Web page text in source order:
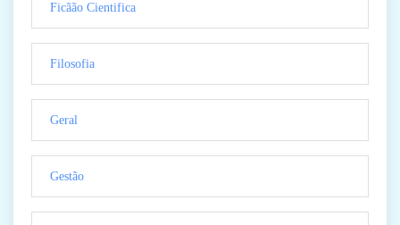
Ficãão Cientifica
Filosofia
Geral
Gestão